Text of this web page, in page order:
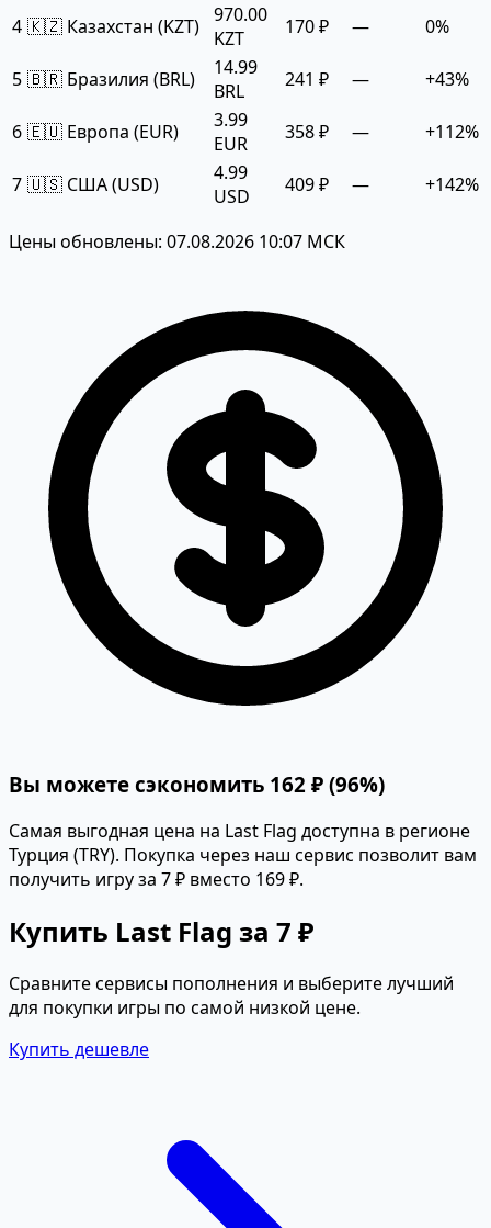
4 🇰🇿 Казахстан (KZT) 970.00
KZT
170 ₽ — 0%
5 🇧🇷 Бразилия (BRL)
14.99
BRL
241 ₽ — +43%
6 🇪🇺 Европа (EUR)
3.99
EUR
358 ₽ — +112%
7 🇺🇸 США (USD)
4.99
USD
409 ₽ — +142%
Цены обновлены: 07.08.2026 10:07 МСК
Вы можете сэкономить 162 ₽ (96%)
Самая выгодная цена на Last Flag доступна в регионе
Турция (TRY). Покупка через наш сервис позволит вам
получить игру за 7 ₽ вместо 169 ₽.
Купить Last Flag за 7 ₽
Сравните сервисы пополнения и выберите лучший
для покупки игры по самой низкой цене.
Купить дешевле